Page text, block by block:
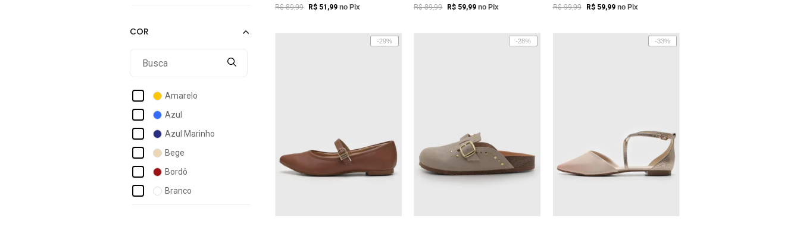
Beira Rio
Amarelo
Azul
Azul Marinho
Bege
Bordô
Branco
R$ 89,99 R$ 51,99 no Pix R$ 89,99 R$ 59,99 no Pix R$ 99,99 R$ 59,99 no Pix
-29% -28% -33%